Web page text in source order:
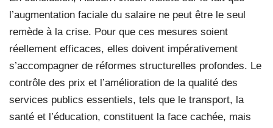
l’augmentation faciale du salaire ne peut être le seul
remède à la crise. Pour que ces mesures soient
réellement efficaces, elles doivent impérativement
s’accompagner de réformes structurelles profondes. Le
contrôle des prix et l’amélioration de la qualité des
services publics essentiels, tels que le transport, la
santé et l’éducation, constituent la face cachée, mais